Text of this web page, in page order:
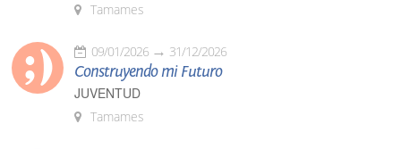
Tamames
09/01/2026 31/12/2026
Construyendo mi Futuro
JUVENTUD
Tamames